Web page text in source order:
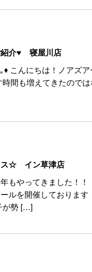
紹介♥ 寝屋川店
♦ こんにちは！ノアズ
時間も増えてきたので
ス☆ イン草津店
ルが今年もや
ルを開催しておりま
が勢 […]